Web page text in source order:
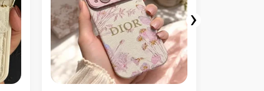
‹